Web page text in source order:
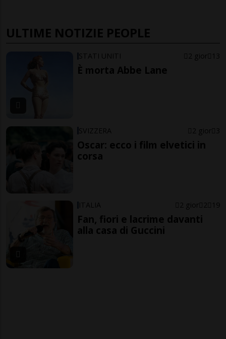
ULTIME NOTIZIE PEOPLE
STATI UNITI 2 gior 13
È morta Abbe Lane
SVIZZERA 2 gior 3
Oscar: ecco i film elvetici in
corsa
ITALIA 2 gior 2 19
Fan, fiori e lacrime davanti
alla casa di Guccini